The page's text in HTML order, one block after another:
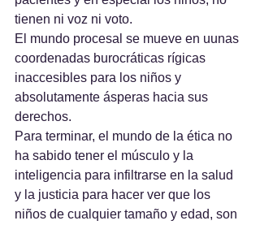
tienen ni voz ni voto.
El mundo procesal se mueve en uunas
coordenadas burocráticas rígicas
inaccesibles para los niños y
absolutamente ásperas hacia sus
derechos.
Para terminar, el mundo de la ética no
ha sabido tener el músculo y la
inteligencia para infiltrarse en la salud
y la justicia para hacer ver que los
niños de cualquier tamaño y edad, son